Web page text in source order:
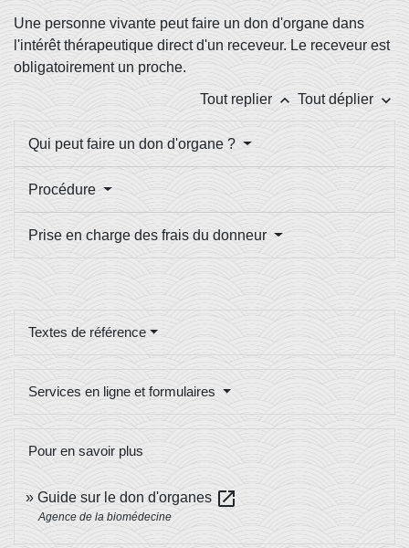
Une personne vivante peut faire un don d'organe dans
l'intérêt thérapeutique direct d'un receveur. Le receveur est
obligatoirement un proche.
Tout replier keyboard_arrow_up Tout déplier keyboard_arrow_down
Qui peut faire un don d'organe ?
Procédure
Prise en charge des frais du donneur
Textes de référence
Services en ligne et formulaires
Pour en savoir plus
Guide sur le don d'organes open_in_new
Agence de la biomédecine